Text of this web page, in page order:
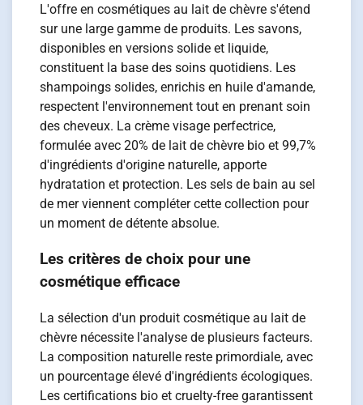
L'offre en cosmétiques au lait de chèvre s'étend
sur une large gamme de produits. Les savons,
disponibles en versions solide et liquide,
constituent la base des soins quotidiens. Les
shampoings solides, enrichis en huile d'amande,
respectent l'environnement tout en prenant soin
des cheveux. La crème visage perfectrice,
formulée avec 20% de lait de chèvre bio et 99,7%
d'ingrédients d'origine naturelle, apporte
hydratation et protection. Les sels de bain au sel
de mer viennent compléter cette collection pour
un moment de détente absolue.
Les critères de choix pour une
cosmétique efficace
La sélection d'un produit cosmétique au lait de
chèvre nécessite l'analyse de plusieurs facteurs.
La composition naturelle reste primordiale, avec
un pourcentage élevé d'ingrédients écologiques.
Les certifications bio et cruelty-free garantissent